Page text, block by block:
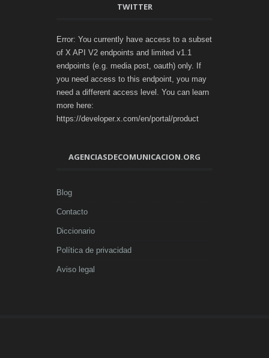
TWITTER
Error: You currently have access to a subset
of X API V2 endpoints and limited v1.1
endpoints (e.g. media post, oauth) only. If
you need access to this endpoint, you may
need a different access level. You can learn
more here:
https://developer.x.com/en/portal/product
AGENCIASDECOMUNICACION.ORG
Blog
Contacto
Diccionario
Política de privacidad
Aviso legal